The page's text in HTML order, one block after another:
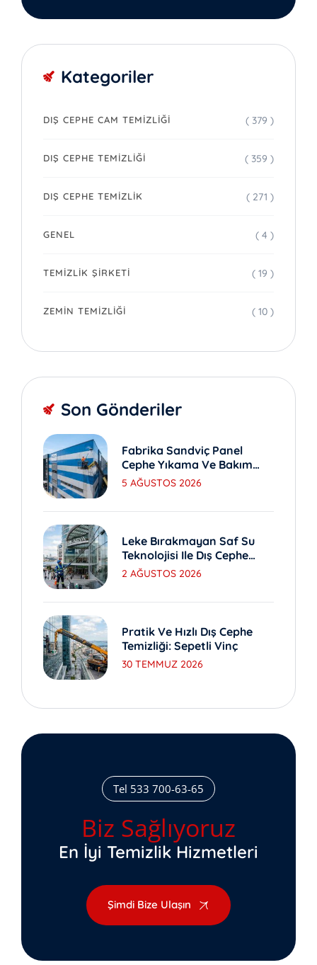
Kategoriler
DIŞ CEPHE CAM TEMIZLIĞI ( 379 )
DIŞ CEPHE TEMIZLIĞI ( 359 )
DIŞ CEPHE TEMIZLIK ( 271 )
GENEL ( 4 )
TEMIZLIK ŞIRKETI ( 19 )
ZEMIN TEMIZLIĞI ( 10 )
Son Gönderiler
Fabrika Sandviç Panel
Cephe Yıkama Ve Bakım
Yöntemleri
5 AĞUSTOS 2026
Leke Bırakmayan Saf Su
Teknolojisi Ile Dış Cephe
Yıkama
2 AĞUSTOS 2026
Pratik Ve Hızlı Dış Cephe
Temizliği: Sepetli Vinç
30 TEMMUZ 2026
Tel 533 700-63-65
Biz Sağlıyoruz
En İyi Temizlik Hizmetleri
Şimdi Bize Ulaşın